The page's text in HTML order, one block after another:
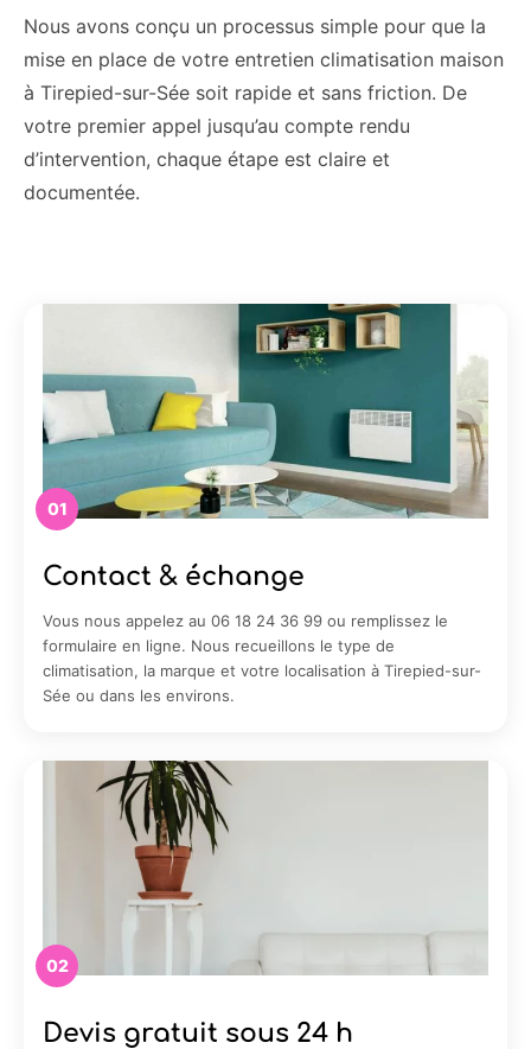
Nous avons conçu un processus simple pour que la
mise en place de votre entretien climatisation maison
à Tirepied-sur-Sée soit rapide et sans friction. De
votre premier appel jusqu’au compte rendu
d’intervention, chaque étape est claire et
documentée.
01
Contact & échange
Vous nous appelez au 06 18 24 36 99 ou remplissez le
formulaire en ligne. Nous recueillons le type de
climatisation, la marque et votre localisation à Tirepied-sur-
Sée ou dans les environs.
02
Devis gratuit sous 24 h